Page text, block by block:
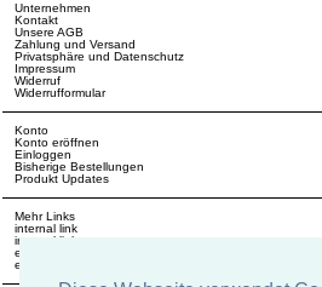
Unternehmen
Kontakt
Unsere AGB
Zahlung und Versand
Privatsphäre und Datenschutz
Impressum
Widerruf
Widerrufformular
Konto
Konto eröffnen
Einloggen
Bisherige Bestellungen
Produkt Updates
Mehr Links
internal link
internal link
external link
external link